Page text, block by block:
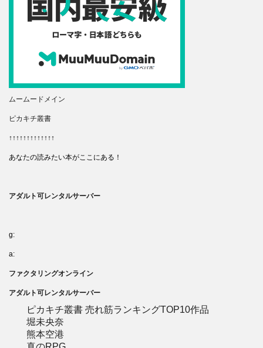
ムームードメイン
ピカキチ叢書
↑↑↑↑↑↑↑↑↑↑↑↑↑
あなたの読みたい本がここにある！
アダルト可レンタルサーバー
g:
a:
ファクタリングオンライン
アダルト可レンタルサーバー
ピカキチ叢書 売れ筋ランキングTOP10作品
堀未央奈
熊本空港